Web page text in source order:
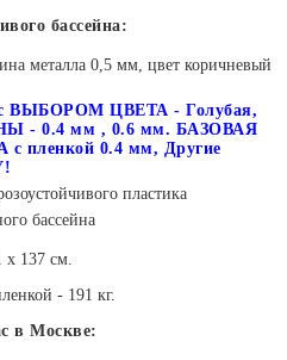
бассейна:
металла 0,5 мм, цвет коричневый
с ВЫБОРОМ ЦВЕТА - Голубая,
- 0.4 мм , 0.6 мм. БАЗОВАЯ
0.4 мм, Другие
пластика
бассейна
х 137 см.
- 191 кг.
в Москве: